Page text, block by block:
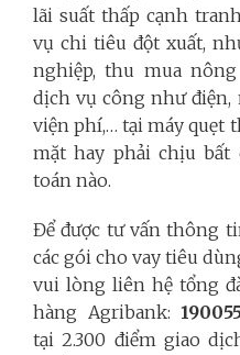
lãi suất thấp cạnh
vụ chi tiêu đột xuất,
nghiệp, thu mua
dịch vụ công như điện,
viện phí,… tại máy quẹt
mặt hay phải chịu
toán nào.
Để được tư vấn thông
các gói cho vay tiêu
vui lòng liên hệ tổng
hàng Agribank:
tại 2.300 điểm giao